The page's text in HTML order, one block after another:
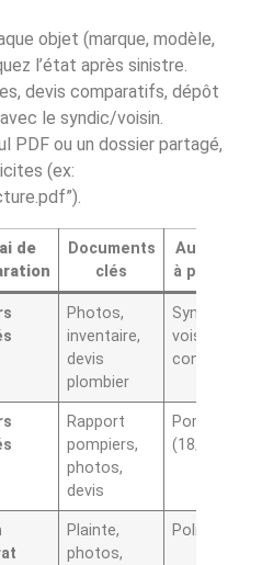
objet (marque, modèle,
l’état après sinistre.
devis comparatifs, dépôt
le syndic/voisin.
PDF ou un dossier partagé,
(ex:
de
Documents
clés
Autorités
à prévenir
Photos,
inventaire,
devis
plombier
Syndic,
voisin
concerné
Rapport
pompiers,
photos,
devis
Pompiers
(18/112)
Plainte,
photos,
Police (17)